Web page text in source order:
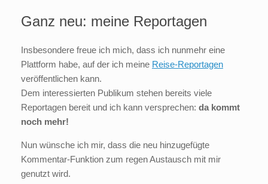
Ganz neu: meine Reportagen
Insbesondere freue ich mich, dass ich nunmehr eine
Plattform habe, auf der ich meine Reise-Reportagen
veröffentlichen kann.
Dem interessierten Publikum stehen bereits viele
Reportagen bereit und ich kann versprechen: da kommt
noch mehr!
Nun wünsche ich mir, dass die neu hinzugefügte
Kommentar-Funktion zum regen Austausch mit mir
genutzt wird.